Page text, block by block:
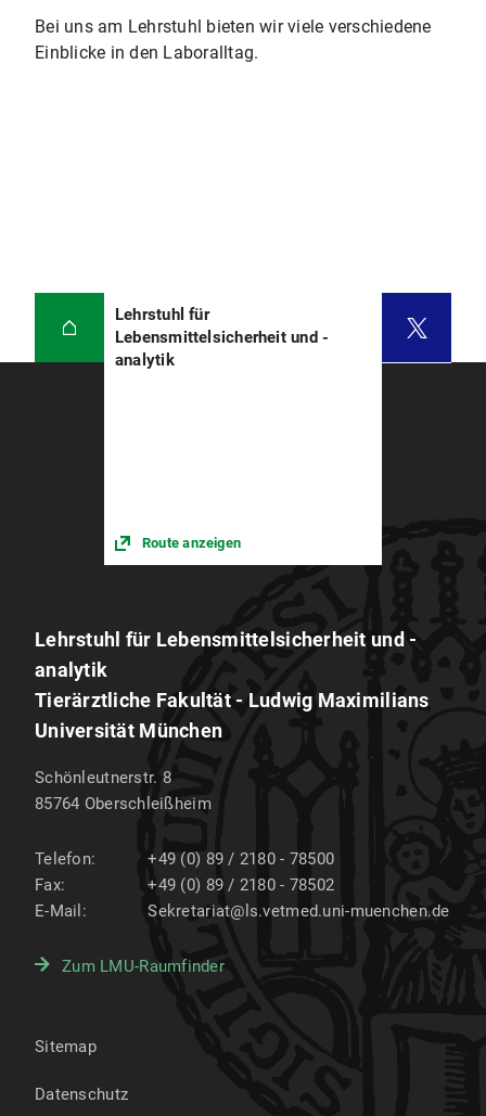
Bei uns am Lehrstuhl bieten wir viele verschiedene
Einblicke in den Laboralltag.
Lehrstuhl für
Lebensmittelsicherheit und -
analytik
Route anzeigen
Lehrstuhl für Lebensmittelsicherheit und -
analytik
Tierärztliche Fakultät - Ludwig Maximilians
Universität München
Schönleutnerstr. 8
85764 Oberschleißheim
Telefon:
+49 (0) 89 / 2180 - 78500
Fax:
+49 (0) 89 / 2180 - 78502
E-Mail:
Sekretariat@ls.vetmed.uni-muenchen.de
Zum LMU-Raumfinder
Sitemap
Datenschutz